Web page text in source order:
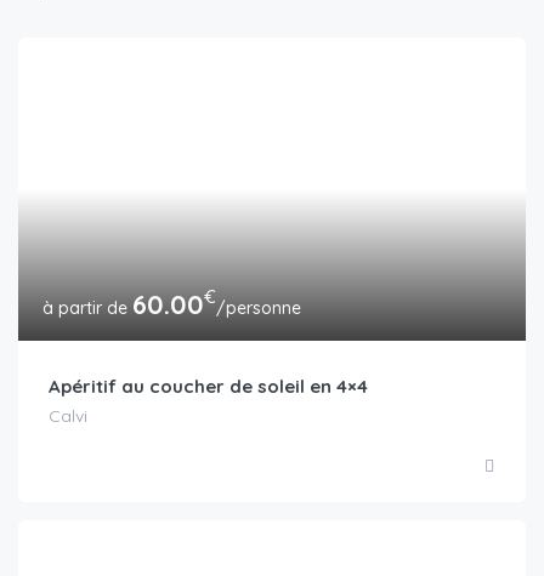
60.00€/personne
Apéritif au coucher de soleil en 4×4
Calvi